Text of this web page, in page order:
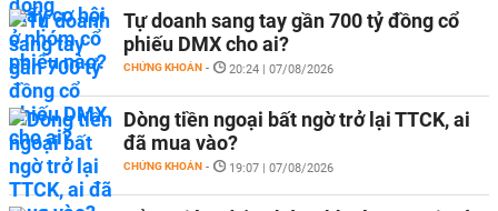
Tự doanh sang tay gần 700 tỷ đồng cổ
phiếu DMX cho ai?
CHỨNG KHOÁN - 20:24 | 07/08/2026
Dòng tiền ngoại bất ngờ trở lại TTCK, ai
đã mua vào?
CHỨNG KHOÁN - 19:07 | 07/08/2026